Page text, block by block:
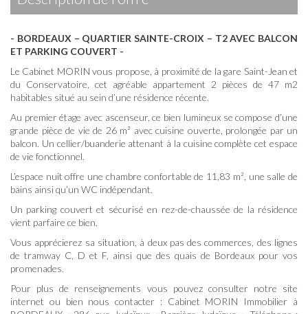
- BORDEAUX – QUARTIER SAINTE-CROIX – T2 AVEC BALCON
ET PARKING COUVERT -
Le Cabinet MORIN vous propose, à proximité de la gare Saint-Jean et
du Conservatoire, cet agréable appartement 2 pièces de 47 m2
habitables situé au sein d’une résidence récente.
Au premier étage avec ascenseur, ce bien lumineux se compose d’une
grande pièce de vie de 26 m² avec cuisine ouverte, prolongée par un
balcon. Un cellier/buanderie attenant à la cuisine complète cet espace
de vie fonctionnel.
L’espace nuit offre une chambre confortable de 11,83 m², une salle de
bains ainsi qu’un WC indépendant.
Un parking couvert et sécurisé en rez-de-chaussée de la résidence
vient parfaire ce bien.
Vous apprécierez sa situation, à deux pas des commerces, des lignes
de tramway C, D et F, ainsi que des quais de Bordeaux pour vos
promenades.
Pour plus de renseignements vous pouvez consulter notre site
internet ou bien nous contacter : Cabinet MORIN Immobilier à